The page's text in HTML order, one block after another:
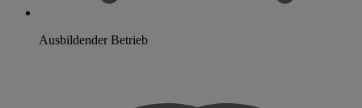
Ausbildender Betrieb